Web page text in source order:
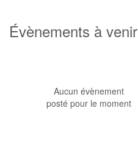
Évènements à venir
Aucun évènement
posté pour le moment